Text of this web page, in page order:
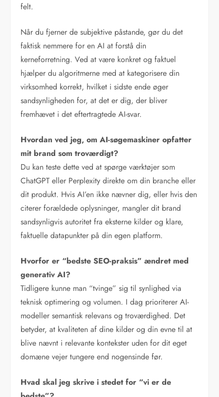
felt.
Når du fjerner de subjektive påstande, gør du det
faktisk nemmere for en AI at forstå din
kerneforretning. Ved at være konkret og faktuel
hjælper du algoritmerne med at kategorisere din
virksomhed korrekt, hvilket i sidste ende øger
sandsynligheden for, at det er dig, der bliver
fremhævet i det eftertragtede AI-svar.
Hvordan ved jeg, om AI-søgemaskiner opfatter
mit brand som troværdigt?
Du kan teste dette ved at spørge værktøjer som
ChatGPT eller Perplexity direkte om din branche eller
dit produkt. Hvis AI’en ikke nævner dig, eller hvis den
citerer forældede oplysninger, mangler dit brand
sandsynligvis autoritet fra eksterne kilder og klare,
faktuelle datapunkter på din egen platform.
Hvorfor er “bedste SEO-praksis” ændret med
generativ AI?
Tidligere kunne man “tvinge” sig til synlighed via
teknisk optimering og volumen. I dag prioriterer AI-
modeller semantisk relevans og troværdighed. Det
betyder, at kvaliteten af dine kilder og din evne til at
blive nævnt i relevante kontekster uden for dit eget
domæne vejer tungere end nogensinde før.
Hvad skal jeg skrive i stedet for “vi er de